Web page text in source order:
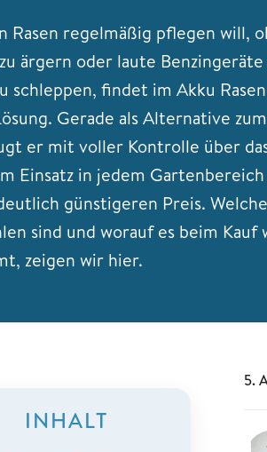
Rasen regelmäßig pflegen will,
ärgern oder laute Benzingeräte
schleppen, findet im Akku
Gerade als Alternative
er mit voller Kontrolle über
Einsatz in jedem Gartenbereich
günstigeren Preis.
sind und worauf es beim Kauf
zeigen wir hier.
INHALT
5.